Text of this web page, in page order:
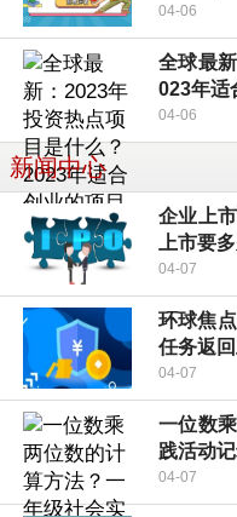
04-06
全球最
023年适
04-06
新闻中心
企业上
上市要
04-07
环球焦
任务返
04-07
一位数
践活动
04-07